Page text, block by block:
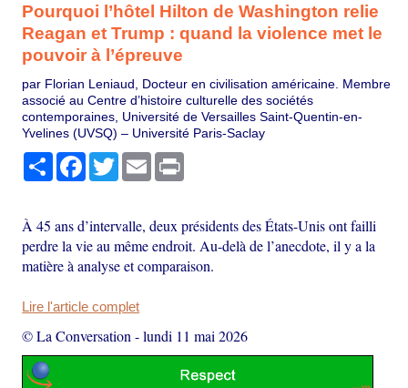
Pourquoi l’hôtel Hilton de Washington relie
Reagan et Trump : quand la violence met le
pouvoir à l’épreuve
par Florian Leniaud, Docteur en civilisation américaine. Membre
associé au Centre d’histoire culturelle des sociétés
contemporaines, Université de Versailles Saint-Quentin-en-
Yvelines (UVSQ) – Université Paris-Saclay
PartagerFacebook
TwitterEmail
À 45 ans d’intervalle, deux présidents des États-Unis ont failli
perdre la vie au même endroit. Au-delà de l’anecdote, il y a la
matière à analyse et comparaison.
Lire l'article complet
© La Conversation -lundi 11 mai 2026